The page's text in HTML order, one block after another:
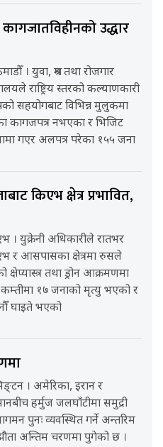
उद्धार
। युवा, श्रम तथा रोजगार
राष्ट्रिय स्तरको कल्याणकारी
सहयोगबाट विभिन्न मुलुकमा
कागजपत्र नभएका र भिजिट
गएर अलपत्र परेका १५५ जना
किएभ क्षेत्र प्रभावित,
। युक्रेनी अधिकारीले रातभर
र आसपासका क्षेत्रमा रुसले
क्षेप्यास्त्र तथा ड्रोन आक्रमणमा
कम्तीमा १७ जनाको मृत्यु भएको र
घाइते भएको
। अमेरिका, इरान र
हर्मुज जलघाँटीमा समुद्री
पुनः व्यवस्थित गर्ने अन्तरिम
अन्तिम चरणमा पुगेको छ ।